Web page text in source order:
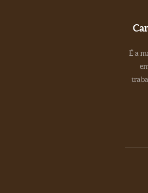
É a